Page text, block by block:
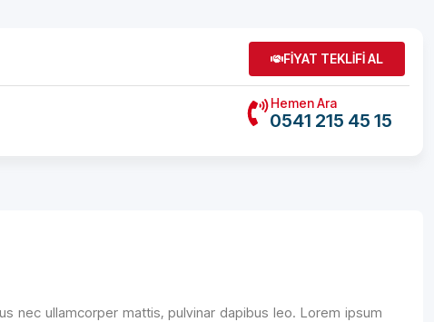
FİYAT TEKLİFİ AL
Hemen Ara
0541 215 45 15
nec ullamcorper mattis, pulvinar dapibus leo. Lorem ipsum